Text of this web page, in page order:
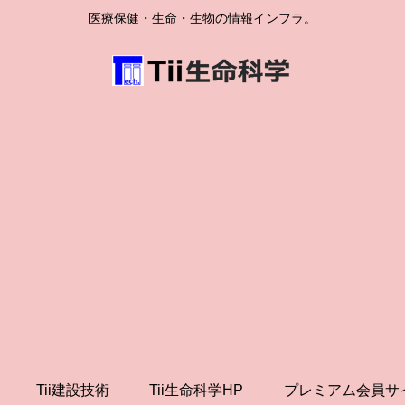
医療保健・生命・生物の情報インフラ。
Tii建設技術 Tii生命科学HP プレミアム会員サ